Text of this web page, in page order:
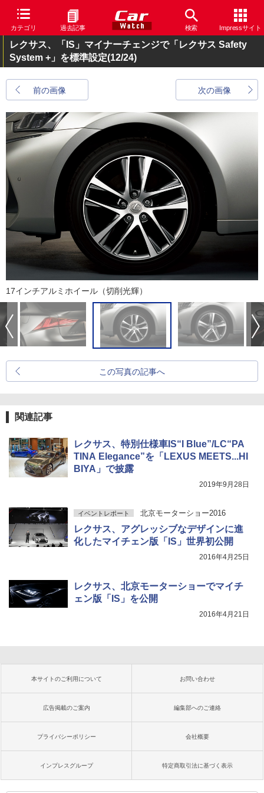
カテゴリ 過去記事 検索 Impressサイト
レクサス、「IS」マイナーチェンジで「レクサス Safety
System +」を標準設定(12/24)
前の画像 次の画像
17インチアルミホイール（切削光輝）
この写真の記事へ
関連記事
レクサス、特別仕様車IS“I Blue”/LC“PA
TINA Elegance”を「LEXUS MEETS...HI
BIYA」で披露
2019年9月28日
イベントレポート 北京モーターショー2016
レクサス、アグレッシブなデザインに進
化したマイチェン版「IS」世界初公開
2016年4月25日
レクサス、北京モーターショーでマイチ
ェン版「IS」を公開
2016年4月21日
本サイトのご利用について お問い合わせ
広告掲載のご案内 編集部へのご連絡
プライバシーポリシー 会社概要
インプレスグループ 特定商取引法に基づく表示